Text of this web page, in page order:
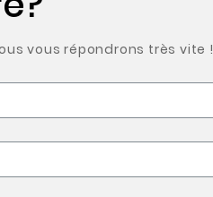
vous répondrons très vite !